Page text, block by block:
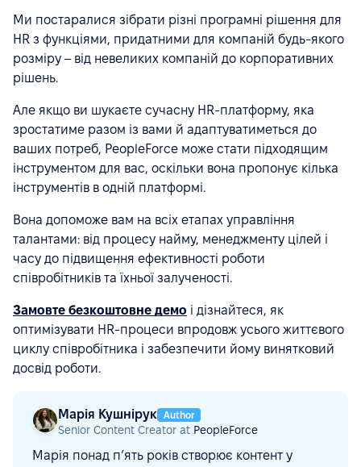
Ми постаралися зібрати різні програмні рішення для
HR з функціями, придатними для компаній будь-якого
розміру – від невеликих компаній до корпоративних
рішень.
Але якщо ви шукаєте сучасну HR-платформу, яка
зростатиме разом із вами й адаптуватиметься до
ваших потреб, PeopleForce може стати підходящим
інструментом для вас, оскільки вона пропонує кілька
інструментів в одній платформі.
Вона допоможе вам на всіх етапах управління
талантами: від процесу найму, менеджменту цілей і
часу до підвищення ефективності роботи
співробітників та їхньої залученості.
Замовте безкоштовне демо і дізнайтеся, як
оптимізувати HR-процеси впродовж усього життєвого
циклу співробітника і забезпечити йому винятковий
досвід роботи.
Марія Кушнірук Author
Senior Content Creator at PeopleForce
Марія понад п’ять років створює контент у